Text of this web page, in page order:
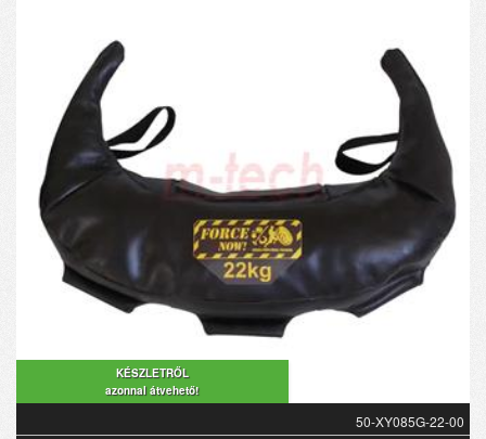
KÉSZLETRŐL
azonnal átvehető!
50-XY085G-22-00